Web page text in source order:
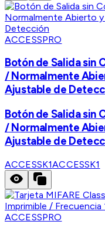
ACCESSPRO
Botón de Salida sin
/ Normalmente
Ajustable de
Botón de Salida sin
/ Normalmente
Ajustable de
ACCESSK1ACCESSK1
ACCESSPRO